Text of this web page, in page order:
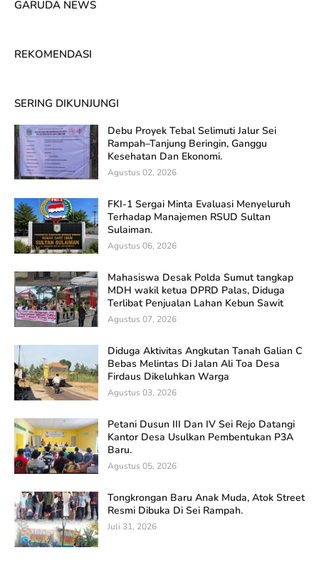
GARUDA NEWS
REKOMENDASI
SERING DIKUNJUNGI
Debu Proyek Tebal Selimuti Jalur Sei
Rampah–Tanjung Beringin, Ganggu
Kesehatan Dan Ekonomi.
Agustus 02, 2026
FKI-1 Sergai Minta Evaluasi Menyeluruh
Terhadap Manajemen RSUD Sultan
Sulaiman.
Agustus 06, 2026
Mahasiswa Desak Polda Sumut tangkap
MDH wakil ketua DPRD Palas, Diduga
Terlibat Penjualan Lahan Kebun Sawit
Agustus 07, 2026
Diduga Aktivitas Angkutan Tanah Galian C
Bebas Melintas Di Jalan Ali Toa Desa
Firdaus Dikeluhkan Warga
Agustus 03, 2026
Petani Dusun III Dan IV Sei Rejo Datangi
Kantor Desa Usulkan Pembentukan P3A
Baru.
Agustus 05, 2026
Tongkrongan Baru Anak Muda, Atok Street
Resmi Dibuka Di Sei Rampah.
Juli 31, 2026